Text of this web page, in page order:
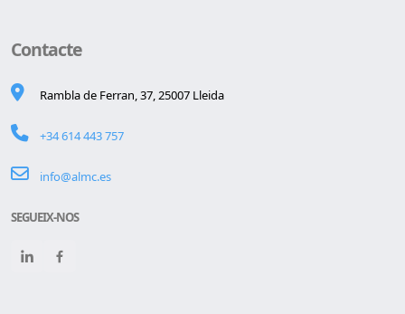
Contacte
Rambla de Ferran, 37, 25007 Lleida
+34 614 443 757
info@almc.es
SEGUEIX-NOS